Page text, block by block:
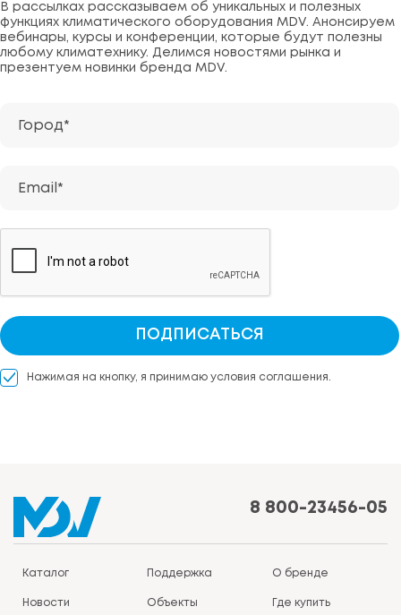
В рассылках рассказываем об уникальных и полезных
функциях климатического оборудования MDV. Анонсируем
вебинары, курсы и конференции, которые будут полезны
любому климатехнику. Делимся новостями рынка и
презентуем новинки бренда MDV.
Город*
Email*
ПОДПИСАТЬСЯ
Нажимая на кнопку, я принимаю условия соглашения.
8 800-23456-05
Каталог Поддержка О бренде
Новости Объекты Где купить